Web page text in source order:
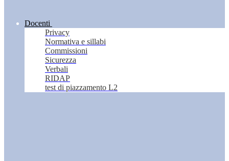
Docenti
Privacy
Normativa e sillabi
Commissioni
Sicurezza
Verbali
RIDAP
test di piazzamento L2